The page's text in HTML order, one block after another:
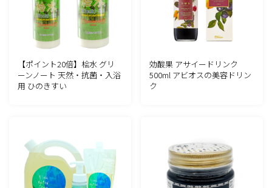
【ポイント20倍】桧水 グリ
ーンノート 天然・抗菌・入浴
用 ひのきすい
効酸果 アサイードリンク
500ml アビオスの美容ドリン
ク